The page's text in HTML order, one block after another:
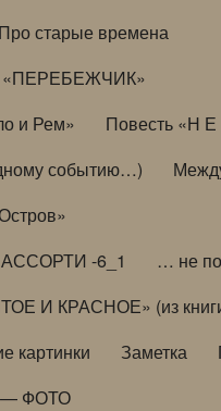
Про старые времена
«ПЕРЕБЕЖЧИК»
и Рем»
Повесть «Н
событию…)
АССОРТИ -6_1
… не
И КРАСНОЕ» (из
картинки Заметка
ФОТО